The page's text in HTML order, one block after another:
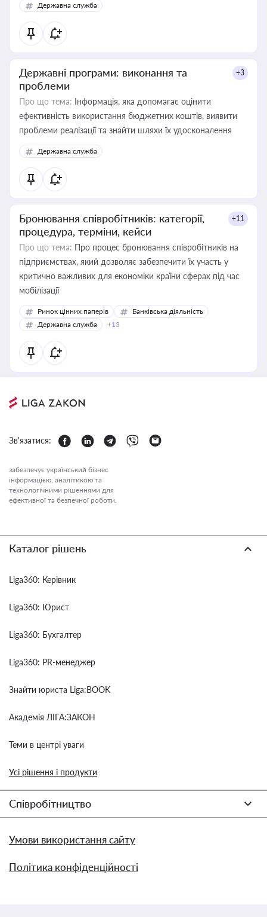
Державна служба
Державні програми: виконання та
проблеми
+3
Про що тема: Інформація, яка допомагає оцінити
ефективність використання бюджетних коштів, виявити
проблеми реалізації та знайти шляхи їх удосконалення
Державна служба
Бронювання співробітників: категорії,
процедура, терміни, кейси
+11
Про що тема: Про процес бронювання співробітників на
підприємствах, який дозволяє забезпечити їх участь у
критично важливих для економіки країни сферах під час
мобілізації
Ринок цінних паперів
Банківська діяльність
Державна служба
+13
Зв'язатися:
забезпечує український бізнес
інформацією, аналітикою та
технологічними рішеннями для
ефективної та безпечної роботи.
Каталог рішень
Liga360: Керівник
Liga360: Юрист
Liga360: Бухгалтер
Liga360: PR-менеджер
Знайти юриста Liga:BOOK
Академія ЛІГА:ЗАКОН
Теми в центрі уваги
Усі рішення і продукти
Співробітництво
Умови використання сайту
Політика конфіденційності